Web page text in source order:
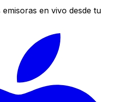
en vivo desde tu